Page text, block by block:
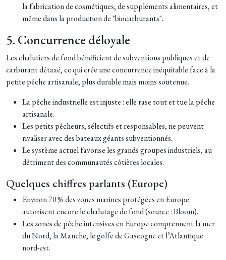
la fabrication de cosmétiques, de suppléments alimentaires, et
même dans la production de "biocarburants".
5. Concurrence déloyale
Les chalutiers de fond bénéficient de subventions publiques et de
carburant détaxé, ce qui crée une concurrence inéquitable face à la
petite pêche artisanale, plus durable mais moins soutenue.
La pêche industrielle est injuste : elle rase tout et tue la pêche
artisanale.
Les petits pêcheurs, sélectifs et responsables, ne peuvent
rivaliser avec des bateaux géants subventionnés.
Le système actuel favorise les grands groupes industriels, au
détriment des communautés côtières locales.
Quelques chiffres parlants (Europe)
Environ 70 % des zones marines protégées en Europe
autorisent encore le chalutage de fond (source : Bloom).
Les zones de pêche intensives en Europe comprennent la mer
du Nord, la Manche, le golfe de Gascogne et l’Atlantique
nord-est.